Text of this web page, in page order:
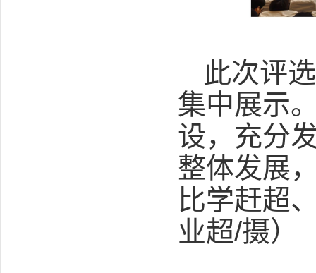
此次评
集中展示
设，充分
整体发展
比学赶超
业超/摄）